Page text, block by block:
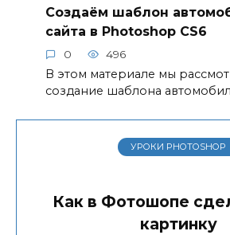
Создаём шаблон
сайта в Photoshop CS6
0 496
В этом материале мы
создание шаблона
УРОКИ PHOTOSHOP
Как в Фотошопе
картинку